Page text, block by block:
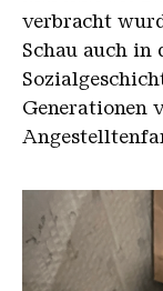
verbracht
Schau auch in
Generationen